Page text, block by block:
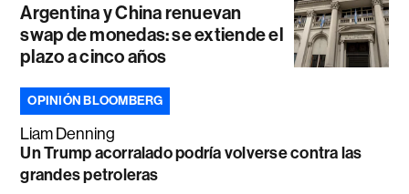
Argentina y China renuevan
swap de monedas: se extiende el
plazo a cinco años
OPINIÓN BLOOMBERG
Liam Denning
Un Trump acorralado podría volverse contra las
grandes petroleras